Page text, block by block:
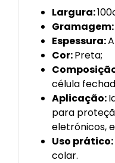
Largura:
Gramagem:
Espessura:
Cor:Preta;
célula
Aplicação:
para
eletrónicos,
Uso prático:
colar.